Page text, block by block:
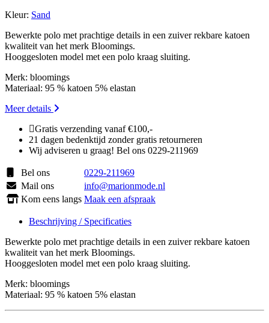
Kleur: Sand
Bewerkte polo met prachtige details in een zuiver rekbare katoen
kwaliteit van het merk Bloomings.
Hooggesloten model met een polo kraag sluiting.
Merk: bloomings
Materiaal: 95 % katoen 5% elastan
Meer details
Gratis verzending vanaf €100,-
21 dagen bedenktijd zonder gratis retourneren
Wij adviseren u graag! Bel ons 0229-211969
Bel ons
0229-211969
Mail ons
info@marionmode.nl
Kom eens langs Maak een afspraak
Beschrijving / Specificaties
Bewerkte polo met prachtige details in een zuiver rekbare katoen
kwaliteit van het merk Bloomings.
Hooggesloten model met een polo kraag sluiting.
Merk: bloomings
Materiaal: 95 % katoen 5% elastan